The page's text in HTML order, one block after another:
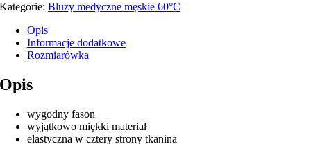
Kategorie:Bluzy medyczne męskie 60°C
Opis
Informacje dodatkowe
Rozmiarówka
Opis
wygodny fason
wyjątkowo miękki materiał
elastyczna w cztery strony tkanina